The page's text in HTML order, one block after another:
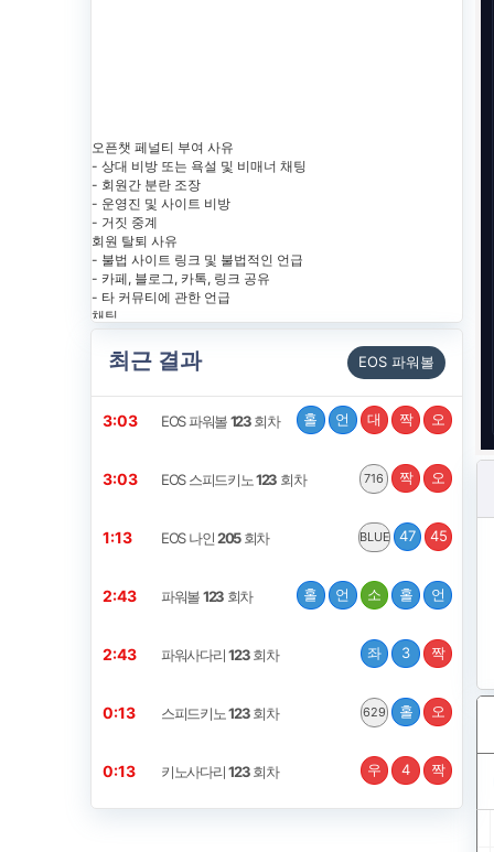
최근 결과 EOS 파워볼
3:02 EOS 파워볼123회차 홀 언 대 짝 오
3:02 EOS 스피드키노123 회차 716 짝 오
1:12 EOS 나인205회차 BLUE 47 45
2:42 파워볼123회차 홀 언 소 홀 언
2:42 파워사다리123회차 좌 3 짝
0:12 스피드키노123회차 629 홀 오
0:12 키노사다리123회차 우 4 짝